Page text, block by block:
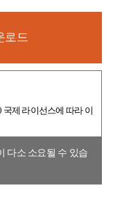
로드
국제 라이선스에 따라 이
다소 소요될 수 있습